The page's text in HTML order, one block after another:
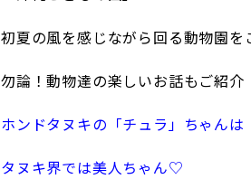
初夏の風を感じながら回る動物園
勿論！動物達の楽しいお話もご紹介
ホンドタヌキの「チュラ」ちゃんは
タヌキ界では美人ちゃん♡